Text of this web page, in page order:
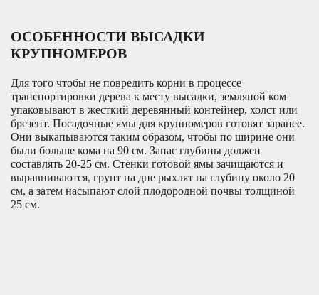
ОСОБЕННОСТИ ВЫСАДКИ
КРУПНОМЕРОВ
Для того чтобы не повредить корни в процессе
транспортировки дерева к месту высадки, земляной ком
упаковывают в жесткий деревянный контейнер, холст или
брезент. Посадочные ямы для крупномеров готовят заранее.
Они выкапываются таким образом, чтобы по ширине они
были больше кома на 90 см. Запас глубины должен
составлять 20-25 см. Стенки готовой ямы зачищаются и
выравниваются, грунт на дне рыхлят на глубину около 20
см, а затем насыпают слой плодородной почвы толщиной
25 см.